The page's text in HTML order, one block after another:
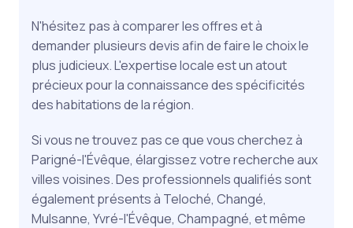
N'hésitez pas à comparer les offres et à
demander plusieurs devis afin de faire le choix le
plus judicieux. L'expertise locale est un atout
précieux pour la connaissance des spécificités
des habitations de la région.
Si vous ne trouvez pas ce que vous cherchez à
Parigné-l'Évêque, élargissez votre recherche aux
villes voisines. Des professionnels qualifiés sont
également présents à Teloché, Changé,
Mulsanne, Yvré-l'Évêque, Champagné, et même